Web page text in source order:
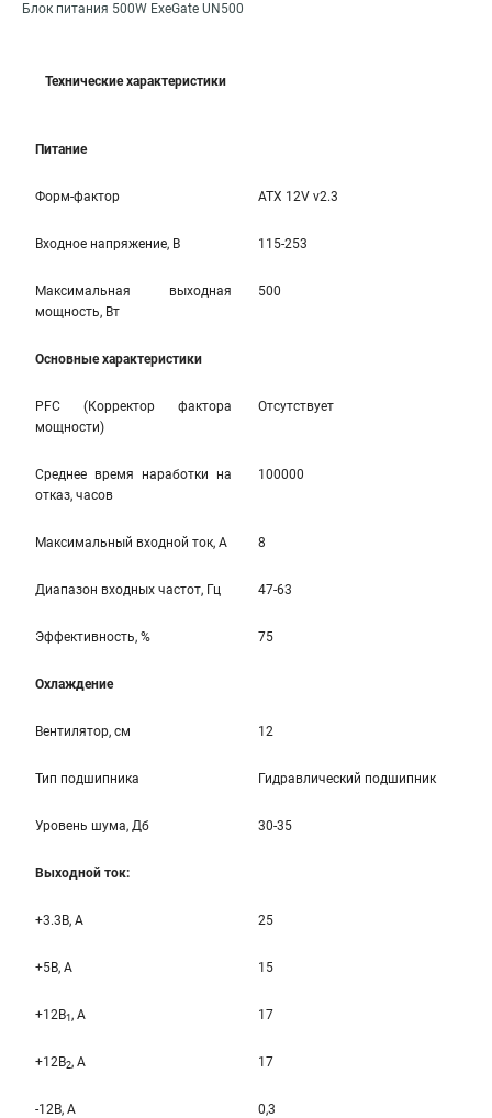
Блок питания 500W ExeGate UN500
Технические характеристики
Питание
Форм-фактор ATX 12V v2.3
Входное напряжение, В 115-253
Максимальная выходная
мощность, Вт
500
Основные характеристики
PFC (Корректор фактора
мощности)
Отсутствует
Среднее время наработки на
отказ, часов
100000
Максимальный входной ток, А 8
Диапазон входных частот, Гц 47-63
Эффективность, % 75
Охлаждение
Вентилятор, см 12
Тип подшипника Гидравлический подшипник
Уровень шума, Дб 30-35
Выходной ток:
+3.3B, А 25
+5B, А 15
+12B1 , A 17
+12B2, A 17
-12B, A 0,3